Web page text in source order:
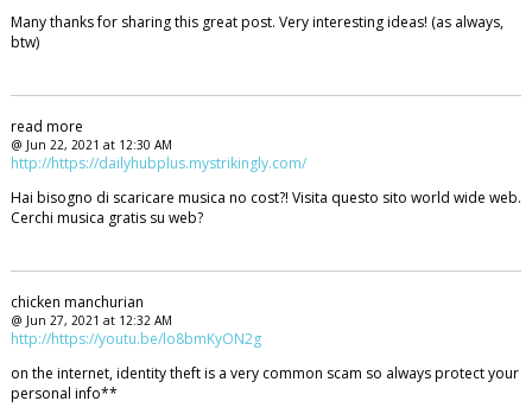
Many thanks for sharing this great post. Very interesting ideas! (as always,
btw)
read more
@ Jun 22, 2021 at 12:30 AM
http://https://dailyhubplus.mystrikingly.com/
Hai bisogno di scaricare musica no cost?! Visita questo sito world wide web.
Cerchi musica gratis su web?
chicken manchurian
@ Jun 27, 2021 at 12:32 AM
http://https://youtu.be/lo8bmKyON2g
on the internet, identity theft is a very common scam so always protect your
personal info**